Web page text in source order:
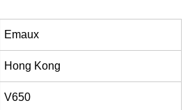
Emaux
Hong Kong
V650